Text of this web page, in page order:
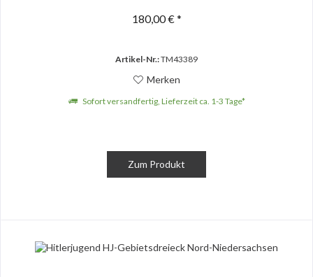
180,00 € *
Artikel-Nr.:TM43389
Merken
Sofort versandfertig, Lieferzeit ca. 1-3 Tage*
Zum Produkt